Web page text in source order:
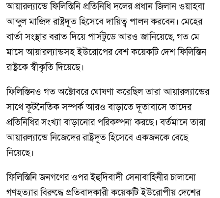
আয়ারল্যান্ডে ফিলিস্তিনি প্রতিনিধি দলের প্রধান জিলান ওয়াহবা
আব্দুল মাজিদ রাষ্ট্রদূত হিসেবে দায়িত্ব পালন করবেন। মেহের
বার্তা সংস্থার বরাত দিয়ে পার্সটুডে আরও জানিয়েছে, গত মে
মাসে আয়ারল্যান্ডসহ ইউরোপের বেশ কয়েকটি দেশ ফিলিস্তিন
রাষ্ট্রকে স্বীকৃতি দিয়েছে।
ফিলিস্তিনও গত অক্টোবরে ঘোষণা করেছিল তারা আয়ারল্যান্ডের
সাথে কূটনৈতিক সম্পর্ক আরও বাড়াতে দূতাবাসে তাদের
প্রতিনিধির সংখ্যা বাড়ানোর পরিকল্পনা করছে। বর্তমানে তারা
আয়ারল্যান্ডে নিজেদের রাষ্ট্রদূত হিসেবে একজনকে বেছে
নিয়েছে।
ফিলিস্তিনি জনগণের ওপর ইহুদিবাদী সেনাবাহিনীর চালানো
গণহত্যার বিরুদ্ধে প্রতিবাদকারী কয়েকটি ইউরোপীয় দেশের